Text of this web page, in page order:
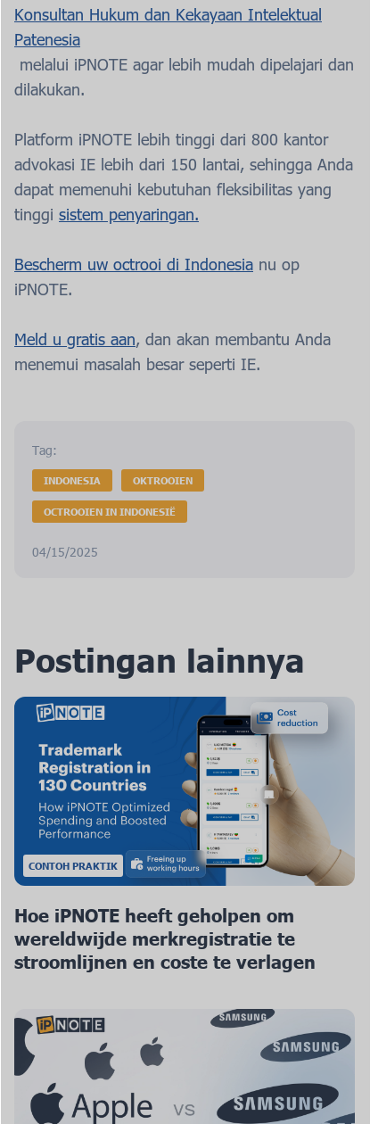
Konsultan Hukum dan Kekayaan Intelektual
Patenesia
melalui iPNOTE agar lebih mudah dipelajari dan
dilakukan.
Platform iPNOTE lebih tinggi dari 800 kantor
advokasi IE lebih dari 150 lantai, sehingga Anda
dapat memenuhi kebutuhan fleksibilitas yang
tinggi sistem penyaringan.
Bescherm uw octrooi di Indonesia nu op
iPNOTE.
Meld u gratis aan, dan akan membantu Anda
menemui masalah besar seperti IE.
Tag:
INDONESIA OKTROOIEN
OCTROOIEN IN INDONESIË
04/15/2025
Postingan lainnya
CONTOH PRAKTIK
Hoe iPNOTE heeft geholpen om
wereldwijde merkregistratie te
stroomlijnen en coste te verlagen